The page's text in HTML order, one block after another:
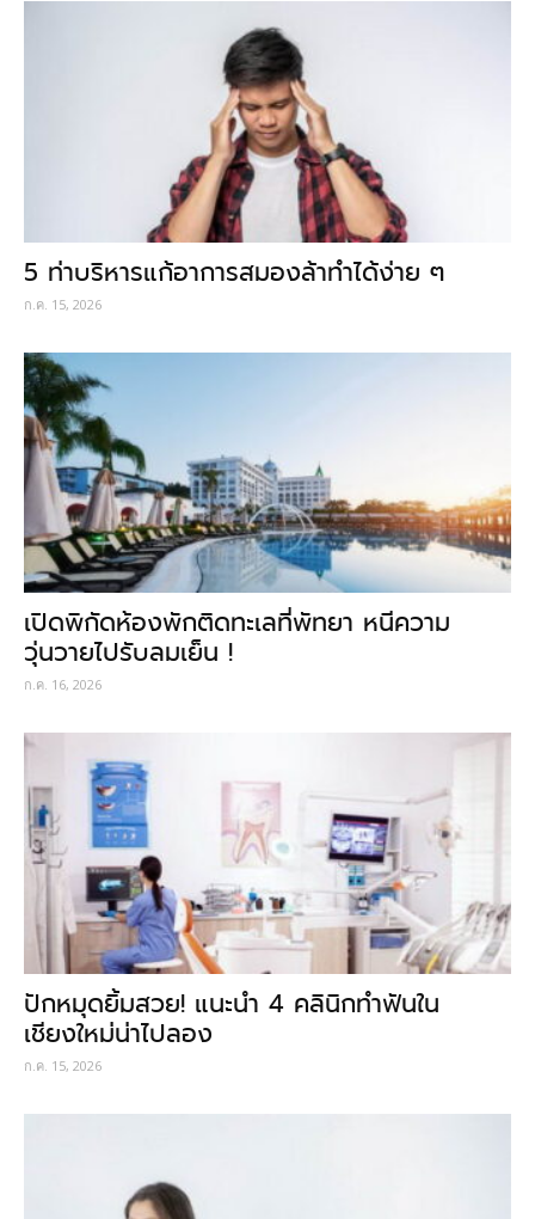
5 ท่าบริหารแก้อาการสมองล้าทำได้ง่าย ๆ
ก.ค. 15, 2026
เปิดพิกัดห้องพักติดทะเลที่พัทยา หนีความ
วุ่นวายไปรับลมเย็น !
ก.ค. 16, 2026
ปักหมุดยิ้มสวย! แนะนำ 4 คลินิกทำฟันใน
เชียงใหม่น่าไปลอง
ก.ค. 15, 2026